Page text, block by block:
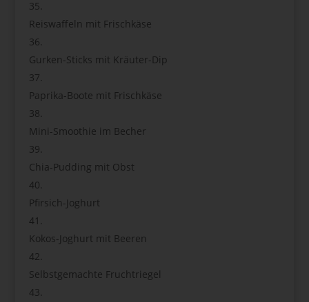
Reiswaffeln mit Frischkäse
Gurken-Sticks mit Kräuter-Dip
Paprika-Boote mit Frischkäse
Mini-Smoothie im Becher
Chia-Pudding mit Obst
Pfirsich-Joghurt
Kokos-Joghurt mit Beeren
Selbstgemachte Fruchtriegel